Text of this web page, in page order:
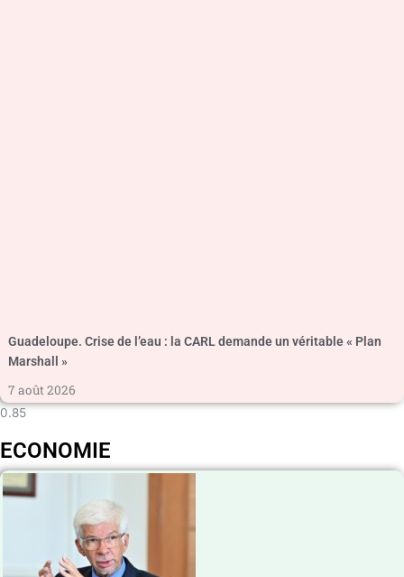
Guadeloupe. Crise de l’eau : la CARL demande un véritable « Plan
Marshall »
7 août 2026
ECONOMIE